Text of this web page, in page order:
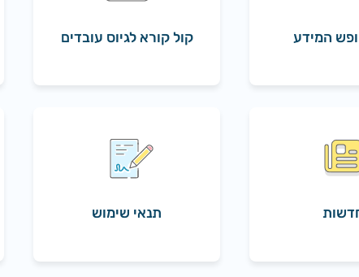
המידע קול קורא לגיוס עובדים
תנאי שימוש